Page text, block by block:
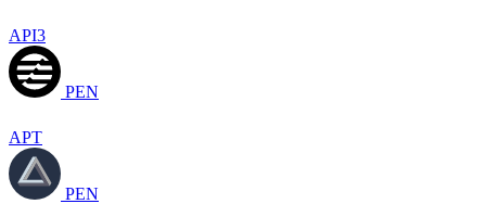
API3
PEN
APT
PEN